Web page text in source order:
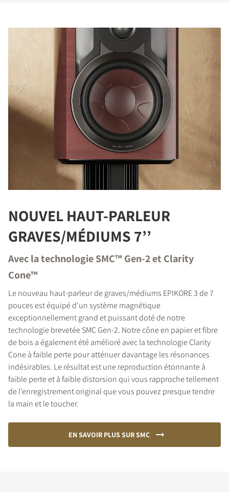
NOUVEL HAUT-PARLEUR
GRAVES/MÉDIUMS 7’’
Avec la technologie SMC™ Gen-2 et Clarity
Cone™
Le nouveau haut-parleur de graves/médiums EPIKORE 3 de 7
pouces est équipé d'un système magnétique
exceptionnellement grand et puissant doté de notre
technologie brevetée SMC Gen-2. Notre cône en papier et fibre
de bois a également été amélioré avec la technologie Clarity
Cone à faible perte pour atténuer davantage les résonances
indésirables. Le résultat est une reproduction étonnante à
faible perte et à faible distorsion qui vous rapproche tellement
de l'enregistrement original que vous pouvez presque tendre
la main et le toucher.
EN SAVOIR PLUS SUR SMC